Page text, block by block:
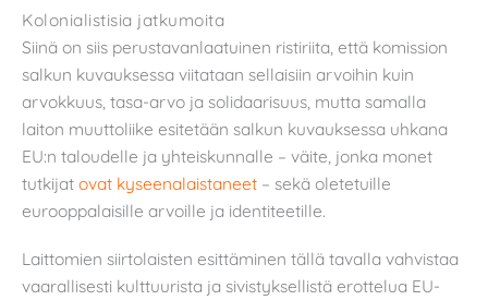
Kolonialistisia jatkumoita
Siinä on siis perustavanlaatuinen ristiriita, että komission
salkun kuvauksessa viitataan sellaisiin arvoihin kuin
arvokkuus, tasa-arvo ja solidaarisuus, mutta samalla
laiton muuttoliike esitetään salkun kuvauksessa uhkana
EU:n taloudelle ja yhteiskunnalle – väite, jonka monet
tutkijat ovat kyseenalaistaneet – sekä oletetuille
eurooppalaisille arvoille ja identiteetille.
Laittomien siirtolaisten esittäminen tällä tavalla vahvistaa
vaarallisesti kulttuurista ja sivistyksellistä erottelua EU-